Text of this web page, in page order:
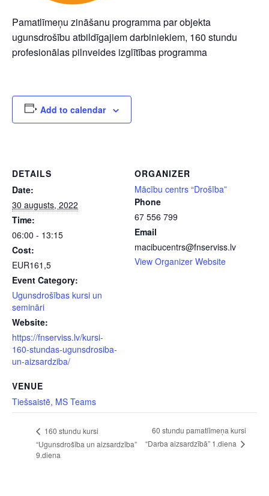
Pamatlīmeņu zināšanu programma par objekta
ugunsdrošību atbildīgajiem darbiniekiem, 160 stundu
profesionālas pilnveides izglītības programma
Add to calendar
DETAILS
Date:
30 augusts, 2022
Time:
06:00 - 13:15
Cost:
EUR161,5
Event Category:
Ugunsdrošības kursi un
semināri
Website:
https://fnserviss.lv/kursi-
160-stundas-ugunsdrosiba-
un-aizsardziba/
VENUE
Tiešsaistē, MS Teams
ORGANIZER
Mācību centrs “Drošība”
Phone
67 556 799
Email
macibucentrs@fnserviss.lv
View Organizer Website
160 stundu kursi
“Ugunsdrošība un aizsardzība”
9.diena
60 stundu pamatlīmeņa kursi
“Darba aizsardzībā” 1.diena